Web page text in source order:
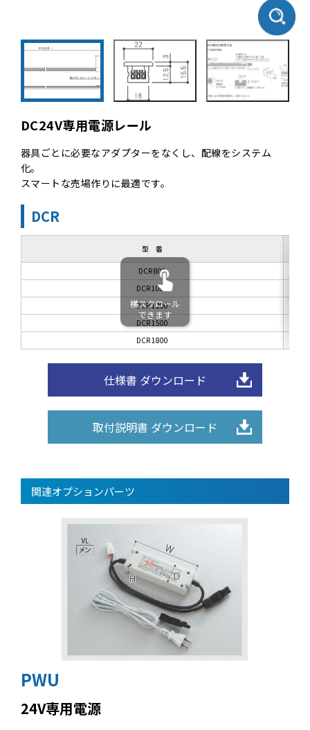
DC24V専用電源レール
器具ごとに必要なアダプターをなくし、配線をシステム
化。
スマートな売場作りに最適です。
DCR
型 番
DCR 800
DCR 1000
DCR 1200
DCR 1500
DCR 1800
横スクロール
できます
仕様書 ダウンロード
取付説明書 ダウンロード
関連オプションパーツ
PWU
24V専用電源